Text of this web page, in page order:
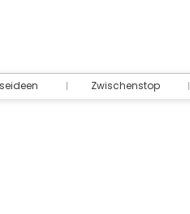
Zwischenstop